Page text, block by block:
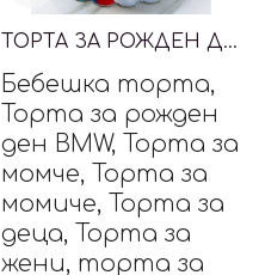
ТОРТА ЗА РОЖДЕН ДЕН BMW ///M
Бебешка торта,
Торта за рожден
ден BMW, Торта за
момче, Торта за
момиче, Торта за
деца, Торта за
жени, торта за